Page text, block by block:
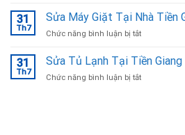
Ninh
tủ
Tại
Ninh
31
Th7
Sửa Máy Giặt Tại Nhà Tiền
Chức năng bình luận bị tắtở
Máy
Tại
31
Th7
Sửa Tủ Lạnh Tại Tiền Giang
Chức năng bình luận bị tắtở